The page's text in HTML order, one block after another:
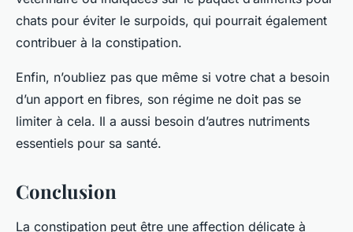
chats pour éviter le surpoids, qui pourrait également
contribuer à la constipation.
Enfin, n’oubliez pas que même si votre chat a besoin
d’un apport en fibres, son régime ne doit pas se
limiter à cela. Il a aussi besoin d’autres nutriments
essentiels pour sa santé.
Conclusion
La constipation peut être une affection délicate à